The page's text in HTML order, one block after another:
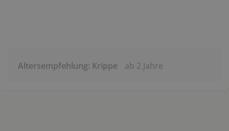
Altersempfehlung: Krippe ab 2 Jahre